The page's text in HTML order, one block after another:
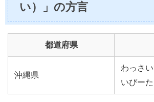
い）」の方言
都道府県
沖縄県
わっさ
いびーた